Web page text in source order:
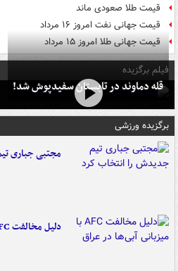
قیمت طلا صعودی ماند
قیمت جهانی نفت امروز ۱۶ مرداد
قیمت جهانی طلا امروز ۱۵ مرداد
فیلم برگزیده
قله دماوند در تابستان سفیدپوش شد!
برگزیده ورزشی
مجتبی جباری
دلیل مخالفت AFC با میزبانی آبی‌ها در عراق